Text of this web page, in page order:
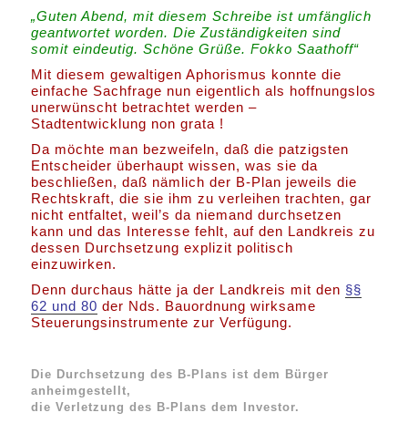
„Guten Abend, mit diesem Schreibe ist umfänglich
geantwortet worden. Die Zuständigkeiten sind
somit eindeutig. Schöne Grüße. Fokko Saathoff“
Mit diesem gewaltigen Aphorismus konnte die
einfache Sachfrage nun eigentlich als hoffnungslos
unerwünscht betrachtet werden –
Stadtentwicklung non grata !
Da möchte man bezweifeln, daß die patzigsten
Entscheider überhaupt wissen, was sie da
beschließen, daß nämlich der B-Plan jeweils die
Rechtskraft, die sie ihm zu verleihen trachten, gar
nicht entfaltet, weil’s da niemand durchsetzen
kann und das Interesse fehlt, auf den Landkreis zu
dessen Durchsetzung explizit politisch
einzuwirken.
Denn durchaus hätte ja der Landkreis mit den §§
62 und 80 der Nds. Bauordnung wirksame
Steuerungsinstrumente zur Verfügung.
Die Durchsetzung des B-Plans ist dem Bürger
anheimgestellt,
die Verletzung des B-Plans dem Investor.